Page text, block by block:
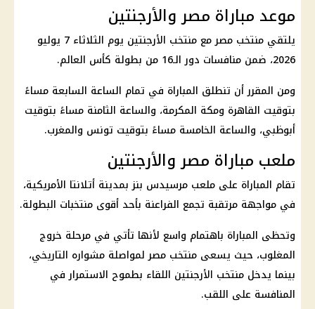
موعد مباراة مصر والأرجنتين
يلتقي منتخب مصرمعمنتخب الأرجنتين
يوم الثلاثاء 7 يوليو
2026، ضمن منافسات دور الـ16 من بطولة
كأس العالم.
ومن المقرر أن تنطلق المباراة في تمام الساعة السابعة مساءً
بتوقيت القاهرة ومكة المكرمة، والساعة الثامنة مساءً بتوقيت
أبوظبي، والساعة الخامسة مساءً بتوقيت تونس والمغرب.
ملعب مباراة مصر والأرجنتين
تقام المباراة على ملعب مرسيدس بنز بمدينة أتلانتا الأمريكية،
في مواجهة مرتقبة تجمع الفراعنة بأحد أقوى منتخبات البطولة.
وتحظى المباراة باهتمام واسع لأنها تأتي في مرحلة خروج
المغلوب، حيث يسعى منتخب مصرلمواصلة مشواره التاريخي،
بينما يدخل منتخب الأرجنتين اللقاء بطموح الاستمرار في
المنافسة على اللقب.